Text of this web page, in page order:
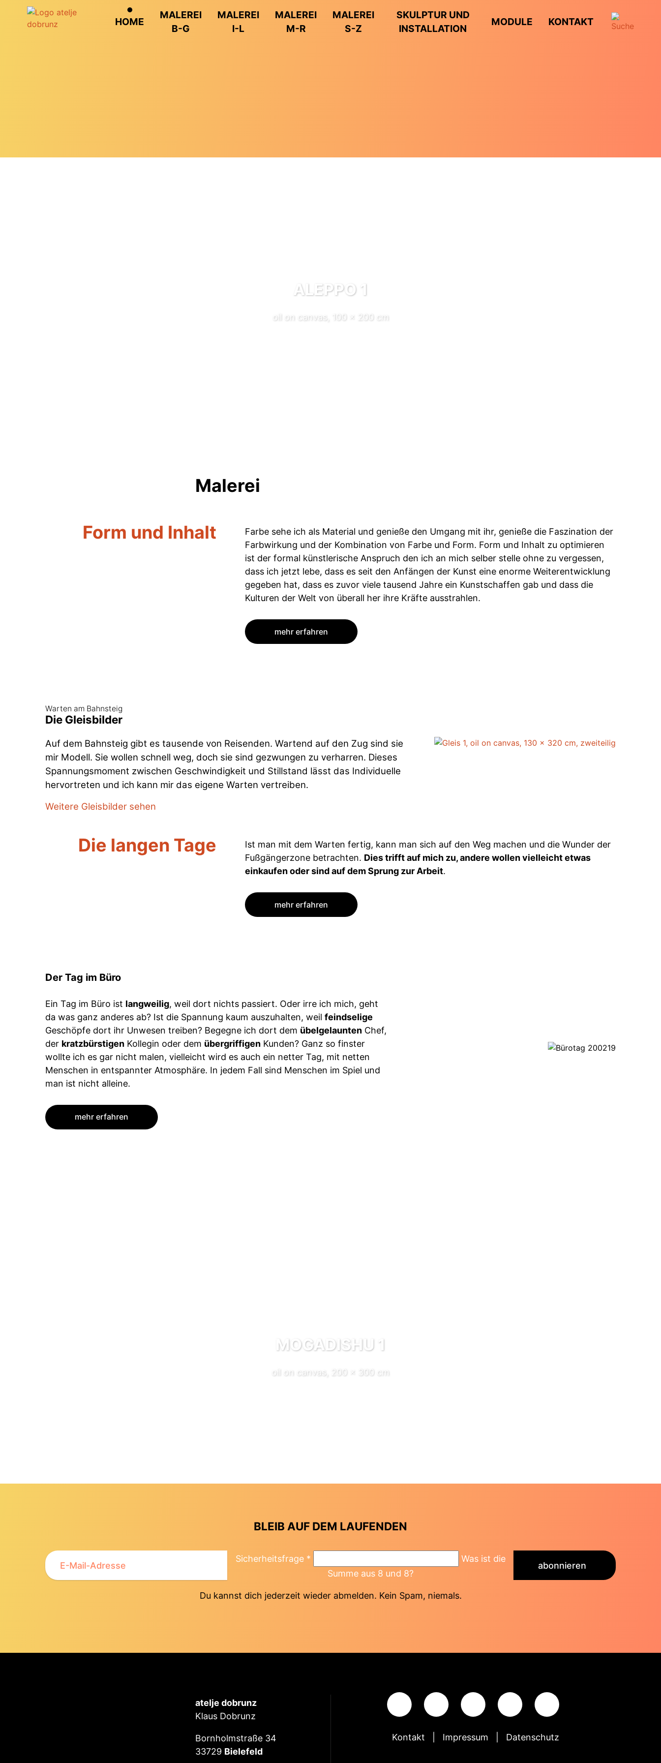
HOME
MALEREI
B-G
MALEREI
I-L
MALEREI
M-R
MALEREI
S-Z
SKULPTUR UND
INSTALLATION
MODULE KONTAKT
ALEPPO 1
oil on canvas, 100 x 200 cm
Malerei
Form und Inhalt
Farbe sehe ich als Material und genieße den Umgang mit ihr, genieße die Faszination der
Farbwirkung und der Kombination von Farbe und Form. Form und Inhalt zu optimieren
ist der formal künstlerische Anspruch den ich an mich selber stelle ohne zu vergessen,
dass ich jetzt lebe, dass es seit den Anfängen der Kunst eine enorme Weiterentwicklung
gegeben hat, dass es zuvor viele tausend Jahre ein Kunstschaffen gab und dass die
Kulturen der Welt von überall her ihre Kräfte ausstrahlen.
mehr erfahren
Warten am Bahnsteig
Die Gleisbilder
Auf dem Bahnsteig gibt es tausende von Reisenden. Wartend auf den Zug sind sie
mir Modell. Sie wollen schnell weg, doch sie sind gezwungen zu verharren. Dieses
Spannungsmoment zwischen Geschwindigkeit und Stillstand lässt das Individuelle
hervortreten und ich kann mir das eigene Warten vertreiben.
Weitere Gleisbilder sehen
Die langen Tage
Ist man mit dem Warten fertig, kann man sich auf den Weg machen und die Wunder der
Fußgängerzone betrachten. Dies trifft auf mich zu, andere wollen vielleicht etwas
einkaufen oder sind auf dem Sprung zur Arbeit.
mehr erfahren
Der Tag im Büro
Ein Tag im Büro ist langweilig, weil dort nichts passiert. Oder irre ich mich, geht
da was ganz anderes ab? Ist die Spannung kaum auszuhalten, weil feindselige
Geschöpfe dort ihr Unwesen treiben? Begegne ich dort dem übelgelaunten Chef,
der kratzbürstigen Kollegin oder dem übergriffigen Kunden? Ganz so finster
wollte ich es gar nicht malen, vielleicht wird es auch ein netter Tag, mit netten
Menschen in entspannter Atmosphäre. In jedem Fall sind Menschen im Spiel und
man ist nicht alleine.
mehr erfahren
MOGADISHU 1
oil on canvas, 200 x 300 cm
BLEIB AUF DEM LAUFENDEN
Sicherheitsfrage *
Was ist die
Summe aus 8 und 8?
abonnieren
Du kannst dich jederzeit wieder abmelden. Kein Spam, niemals.
atelje dobrunz
Klaus Dobrunz
Bornholmstraße 34
33729 Bielefeld
Kontakt Impressum Datenschutz